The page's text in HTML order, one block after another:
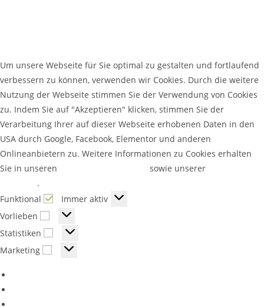
Um unsere Webseite für Sie optimal zu gestalten und fortlaufend
verbessern zu können, verwenden wir Cookies. Durch die weitere
Nutzung der Webseite stimmen Sie der Verwendung von Cookies
zu. Indem Sie auf "Akzeptieren" klicken, stimmen Sie der
Verarbeitung Ihrer auf dieser Webseite erhobenen Daten in den
USA durch Google, Facebook, Elementor und anderen
Onlineanbietern zu. Weitere Informationen zu Cookies erhalten
Sie in unseren
sowie unserer
.
Funktional
Funktional
Immer aktiv
Vorlieben
Vorlieben
Statistiken
Statistiken
Marketing
Marketing